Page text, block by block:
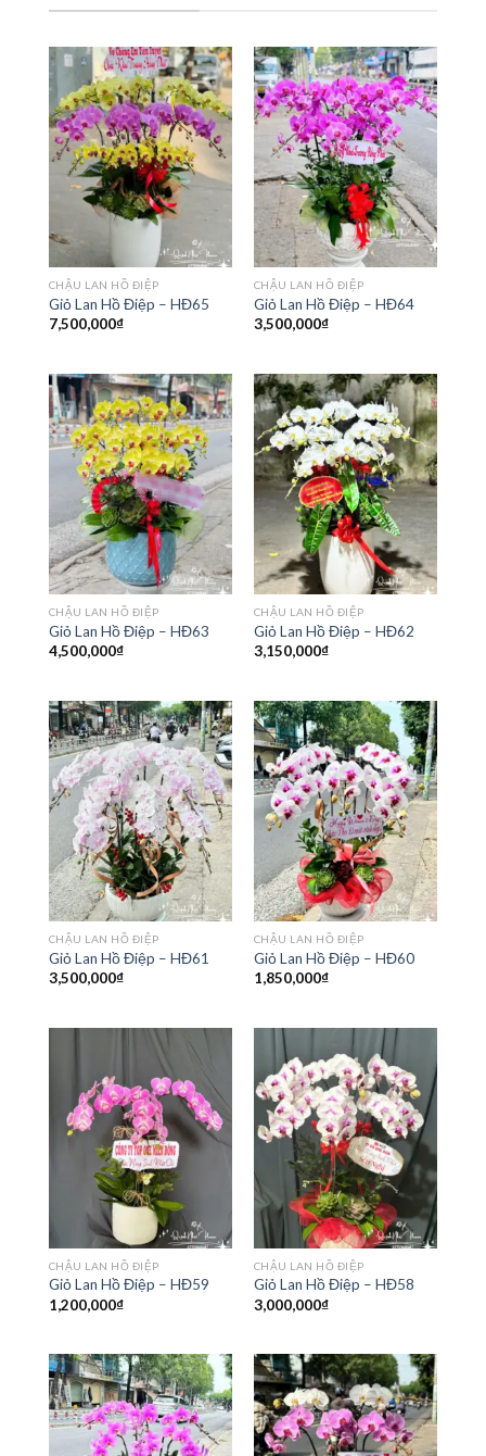
CHẬU LAN HỒ ĐIỆP
Giỏ Lan Hồ Điệp – HĐ65
7,500,000₫
CHẬU LAN HỒ ĐIỆP
Giỏ Lan Hồ Điệp – HĐ64
3,500,000₫
CHẬU LAN HỒ ĐIỆP
Giỏ Lan Hồ Điệp – HĐ63
4,500,000₫
CHẬU LAN HỒ ĐIỆP
Giỏ Lan Hồ Điệp – HĐ62
3,150,000₫
CHẬU LAN HỒ ĐIỆP
Giỏ Lan Hồ Điệp – HĐ61
3,500,000₫
CHẬU LAN HỒ ĐIỆP
Giỏ Lan Hồ Điệp – HĐ60
1,850,000₫
CHẬU LAN HỒ ĐIỆP
Giỏ Lan Hồ Điệp – HĐ59
1,200,000₫
CHẬU LAN HỒ ĐIỆP
Giỏ Lan Hồ Điệp – HĐ58
3,000,000₫